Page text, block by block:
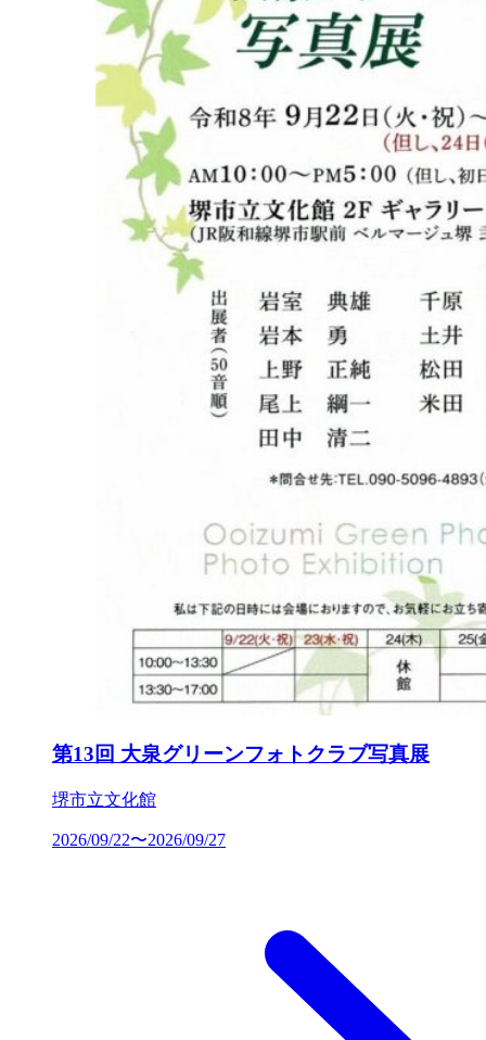
第13回 大泉グリーンフォトクラブ写真展
堺市立文化館
2026/09/22〜2026/09/27